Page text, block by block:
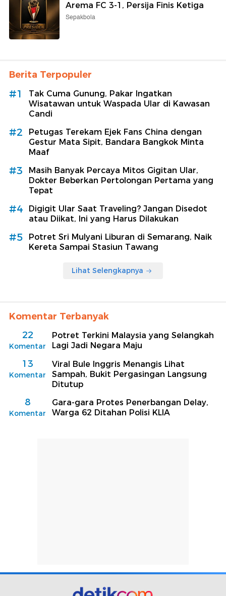
Arema FC 3-1, Persija Finis Ketiga
Sepakbola
Berita Terpopuler
#1
Tak Cuma Gunung, Pakar Ingatkan
Wisatawan untuk Waspada Ular di Kawasan
Candi
#2
Petugas Terekam Ejek Fans China dengan
Gestur Mata Sipit, Bandara Bangkok Minta
Maaf
#3
Masih Banyak Percaya Mitos Gigitan Ular,
Dokter Beberkan Pertolongan Pertama yang
Tepat
#4
Digigit Ular Saat Traveling? Jangan Disedot
atau Diikat, Ini yang Harus Dilakukan
#5
Potret Sri Mulyani Liburan di Semarang, Naik
Kereta Sampai Stasiun Tawang
Lihat Selengkapnya
Komentar Terbanyak
22
Komentar
Potret Terkini Malaysia yang Selangkah
Lagi Jadi Negara Maju
13
Komentar
Viral Bule Inggris Menangis Lihat
Sampah, Bukit Pergasingan Langsung
Ditutup
8
Komentar
Gara-gara Protes Penerbangan Delay,
Warga 62 Ditahan Polisi KLIA